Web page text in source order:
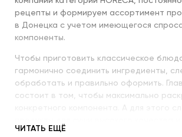
рецепты и формируем ассортимент
в Донецка с учетом имеющегося
компоненты.
Чтобы приготовить классическое
гармонично соединить ингредиенты,
обработать и правильно оформить.
состоит в том, чтобы максимально
их со знанием всех секретов.
ЧИТАТЬ ЕЩЁ